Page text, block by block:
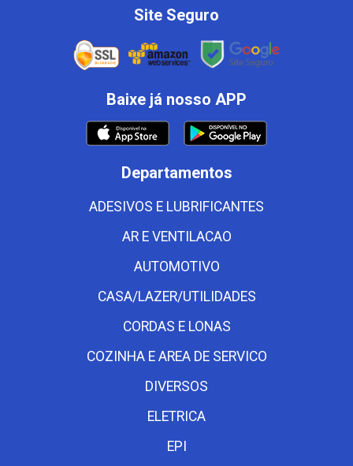
Site Seguro
Baixe já nosso APP
Departamentos
ADESIVOS E LUBRIFICANTES
AR E VENTILACAO
AUTOMOTIVO
CASA/LAZER/UTILIDADES
CORDAS E LONAS
COZINHA E AREA DE SERVICO
DIVERSOS
ELETRICA
EPI